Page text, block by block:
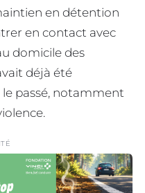
en détention
en contact avec
domicile des
déjà été
passé, notamment